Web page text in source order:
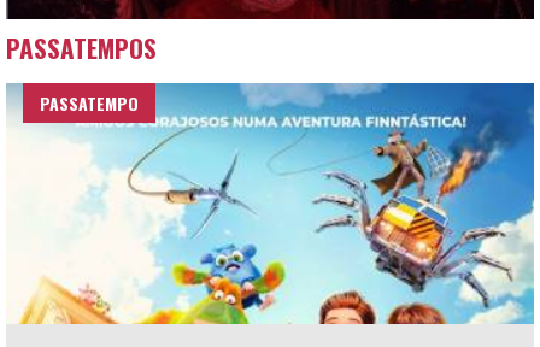
PASSATEMPOS
PASSATEMPO